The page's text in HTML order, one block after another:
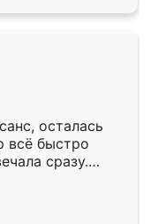
из
здесь.
осталась
всё быстро
сразу.
подошёл к
Собрали
даже